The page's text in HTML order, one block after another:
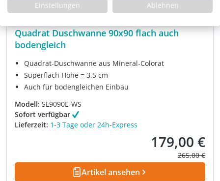
Quadrat Duschwanne 90x90 flach auch
bodengleich
Quadrat-Duschwanne aus Mineral-Colorat
Superflach Höhe = 3,5 cm
Auch für bodengleichen Einbau
Modell: SL9090E-WS
Sofort verfügbar
Lieferzeit: 1-3 Tage oder 24h-Express
Verkaufspreis:
179,00 €
Regulärer
265,00 €
Artikel ansehen
Einstellungen
Ablehnen